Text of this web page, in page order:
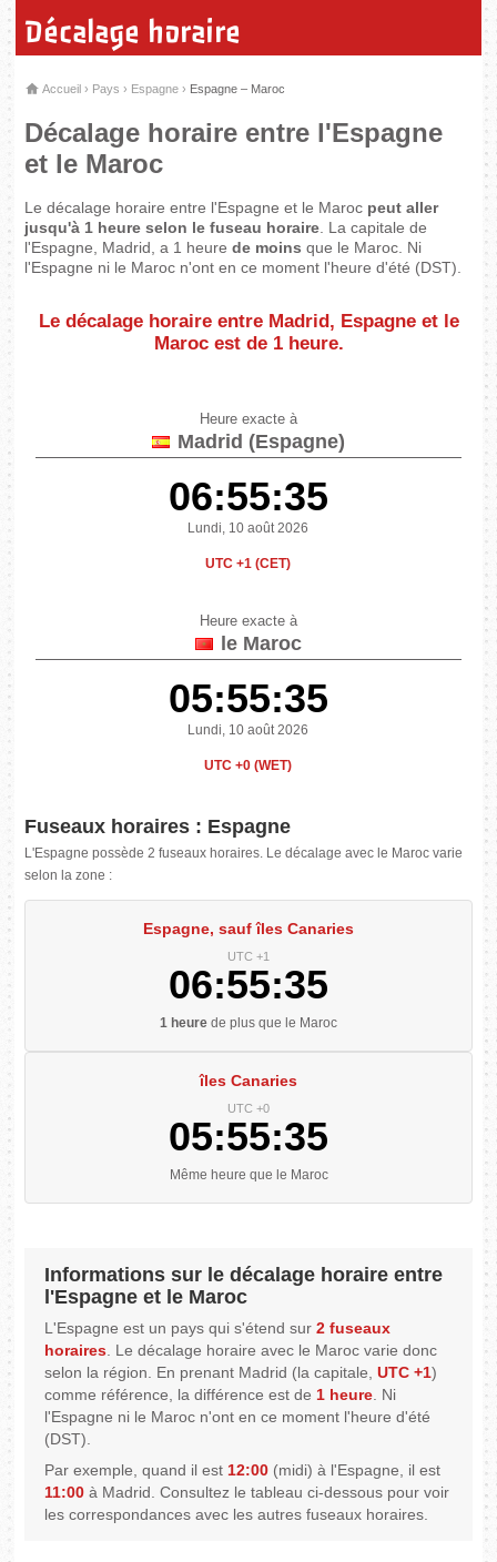
Décalage horaire
Accueil › Pays › Espagne › Espagne – Maroc
Décalage horaire entre l'Espagne
et le Maroc
Le décalage horaire entre l'Espagne et le Maroc peut aller
jusqu'à 1 heure selon le fuseau horaire . La capitale de
l'Espagne, Madrid, a 1 heurede moins que le Maroc. Ni
l'Espagne ni le Maroc n'ont en ce moment l'heure d'été (DST).
Le décalage horaire entre Madrid, Espagne et le
Maroc est de 1 heure.
Heure exacte à
Madrid (Espagne)
06:55:35
Lundi, 10 août 2026
UTC +1 (CET)
Heure exacte à
le Maroc
05:55:35
Lundi, 10 août 2026
UTC +0 (WET)
Fuseaux horaires : Espagne
L'Espagne possède 2 fuseaux horaires. Le décalage avec le Maroc varie
selon la zone :
Espagne, sauf îles Canaries
UTC +1
06:55:35
1 heure de plus que le Maroc
îles Canaries
UTC +0
05:55:35
Même heure que le Maroc
Informations sur le décalage horaire entre
l'Espagne et le Maroc
L'Espagne est un pays qui s'étend sur2 fuseaux
horaires. Le décalage horaire avec le Maroc varie donc
selon la région. En prenant Madrid (la capitale,UTC +1)
comme référence, la différence est de1 heure. Ni
l'Espagne ni le Maroc n'ont en ce moment l'heure d'été
(DST).
Par exemple, quand il est12:00 (midi) à l'Espagne, il est
11:00 à Madrid. Consultez le tableau ci-dessous pour voir
les correspondances avec les autres fuseaux horaires.